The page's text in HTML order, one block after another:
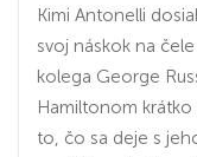
Kimi Antonelli
svoj náskok na
kolega George
Hamiltonom
to, čo sa deje s